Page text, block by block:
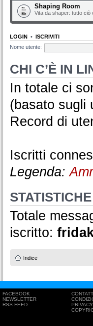
Shaping Room
Vita da shaper: tutto ciò
LOGIN • ISCRIVITI
Nome utente:
CHI C’È IN
In totale ci
(basato sugli
Record di
Iscritti
Legenda:
STATISTICHE
Totale
iscritto:
Indice
FACEBOOK
NEWSLETTER
RSS FEED
PRIVACY